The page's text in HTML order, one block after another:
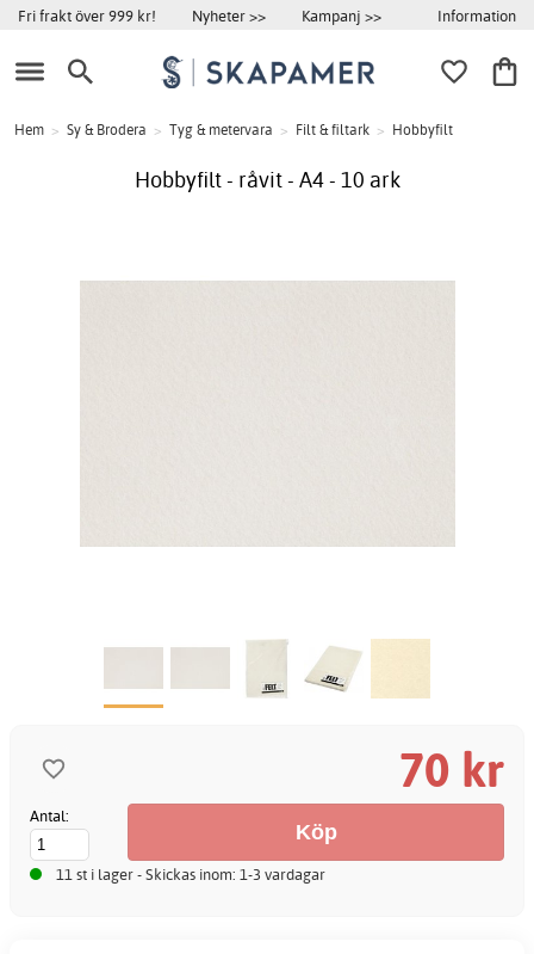
Fri frakt över 999 kr! Nyheter >> Kampanj >> Information
Hem > Sy & Brodera > Tyg & metervara > Filt & filtark > Hobbyfilt
Hobbyfilt - råvit - A4 - 10 ark
70 kr
Antal:
11 st i lager - Skickas inom: 1-3 vardagar